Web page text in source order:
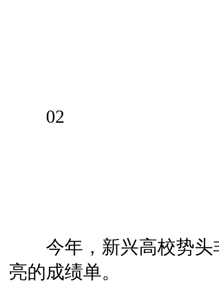
02
今年，新兴高校势头
亮的成绩单。